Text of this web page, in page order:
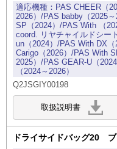
PAS CHEER（
2026）/PAS babby（2025
SP（2024）/PAS With （
coord. リヤチャイルドシー
un（2024）/PAS With DX
Carigo（2026）/PAS With
2025）/PAS GEAR-U（
（2024～2026）
Q2JSGIY00198
ドライサイドバッグ20